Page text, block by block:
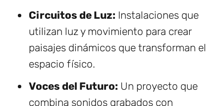
Circuitos de Luz: Instalaciones que
utilizan luz y movimiento para crear
paisajes dinámicos que transforman el
espacio físico.
Voces del Futuro: Un proyecto que
combina sonidos grabados con